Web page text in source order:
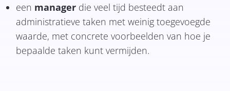
een managerdie veel tijd besteedt aan
administratieve taken met weinig toegevoegde
waarde, met concrete voorbeelden van hoe je
bepaalde taken kunt vermijden.